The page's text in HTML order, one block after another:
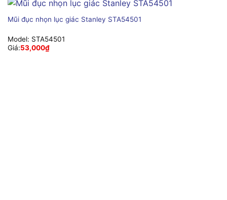
Mũi đục nhọn lục giác Stanley STA54501
Model: STA54501
Giá:53,000₫